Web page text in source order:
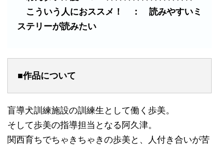
こういう人におススメ！ ： 読みやすいミ
ステリーが読みたい
■作品について
盲導犬訓練施設の訓練生として働く歩美。
そして歩美の指導担当となる阿久津。
関西育ちでちゃきちゃきの歩美と、人付き合いが苦